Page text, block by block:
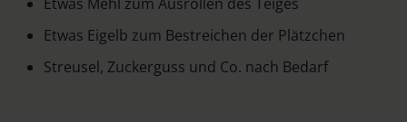
Etwas Eigelb zum Bestreichen der Plätzchen
Streusel, Zuckerguss und Co. nach Bedarf